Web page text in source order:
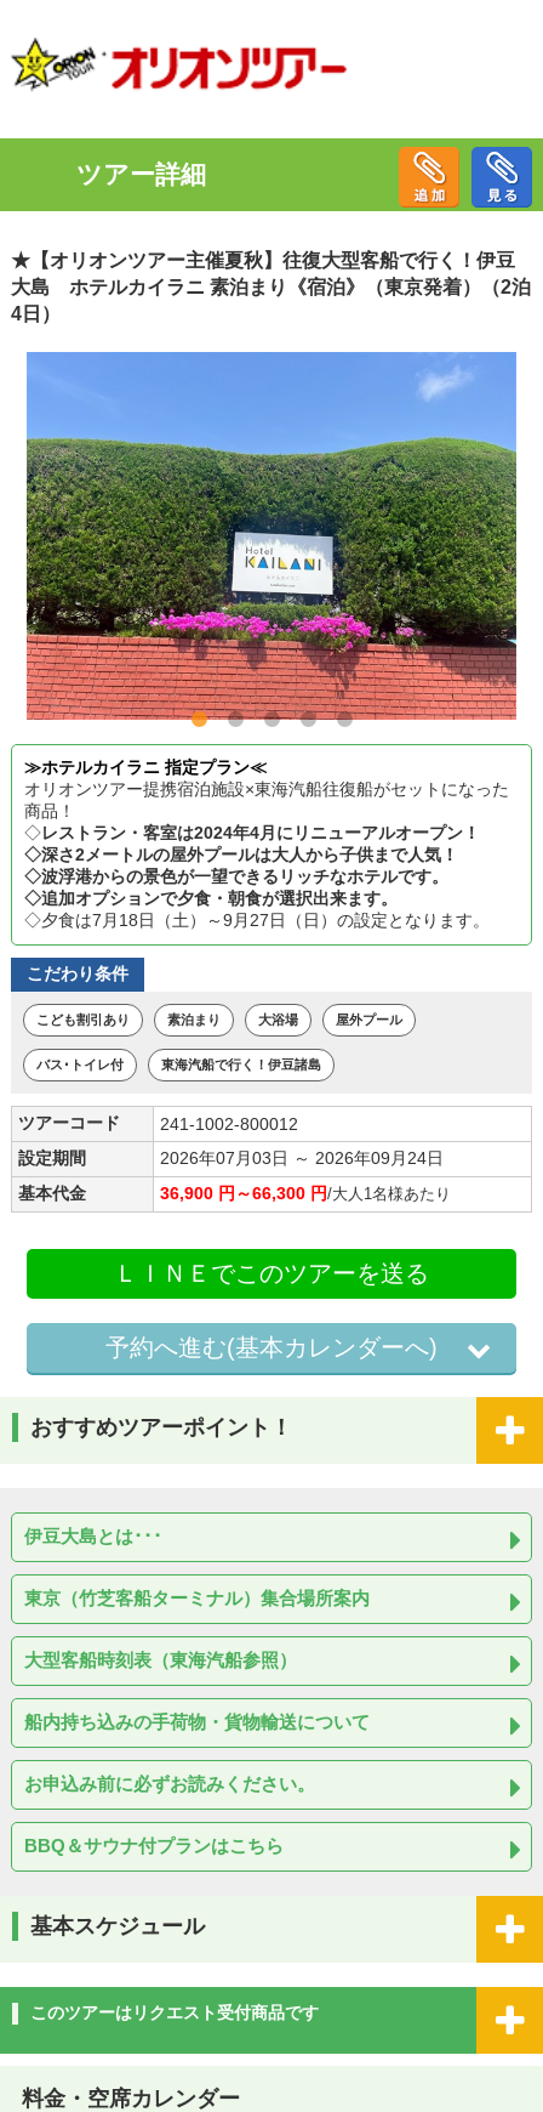
ツアー詳細
★【オリオンツアー主催夏秋】往復大型客船で行く！伊豆
大島 ホテルカイラニ 素泊まり《宿泊》（東京発着）（2泊
4日）
≫ホテルカイラニ 指定プラン≪
オリオンツアー提携宿泊施設×東海汽船往復船がセットになった
商品！
◇レストラン・客室は2024年4月にリニューアルオープン！
◇深さ2メートルの屋外プールは大人から子供まで人気！
◇波浮港からの景色が一望できるリッチなホテルです。
◇追加オプションで夕食・朝食が選択出来ます。
◇夕食は7月18日（土）～9月27日（日）の設定となります。
こだわり条件
こども割引あり 素泊まり 大浴場 屋外プール
バス･トイレ付 東海汽船で行く！伊豆諸島
ツアーコード
241-1002-800012
設定期間
2026年07月03日 ～ 2026年09月24日
基本代金
36,900 円～66,300 円/大人1名様あたり
ＬＩＮＥでこのツアーを送る
予約へ進む(基本カレンダーへ)
おすすめツアーポイント！
伊豆大島とは･･･
東京（竹芝客船ターミナル）集合場所案内
大型客船時刻表（東海汽船参照）
船内持ち込みの手荷物・貨物輸送について
お申込み前に必ずお読みください。
BBQ＆サウナ付プランはこちら
基本スケジュール
このツアーはリクエスト受付商品です
料金・空席カレンダー